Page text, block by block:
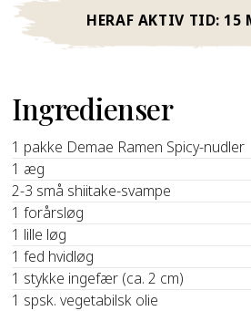
HERAF AKTIV TID: 15
Ingredienser
1 pakke Demae Ramen Spicy-nudler
1 æg
2-3 små shiitake-svampe
1 forårsløg
1 lille løg
1 fed hvidløg
1 stykke ingefær (ca. 2 cm)
1 spsk. vegetabilsk olie